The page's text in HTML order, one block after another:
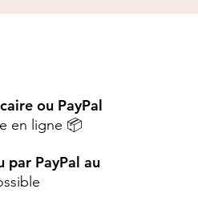
ou PayPal
en ligne 📦
par PayPal au